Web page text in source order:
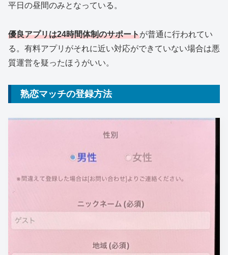
平日の昼間のみとなっている。
優良アプリは24時間体制のサポートが普通に行われてい
る。有料アプリがそれに近い対応ができていない場合は悪
質運営を疑ったほうがいい。
熟恋マッチの登録方法